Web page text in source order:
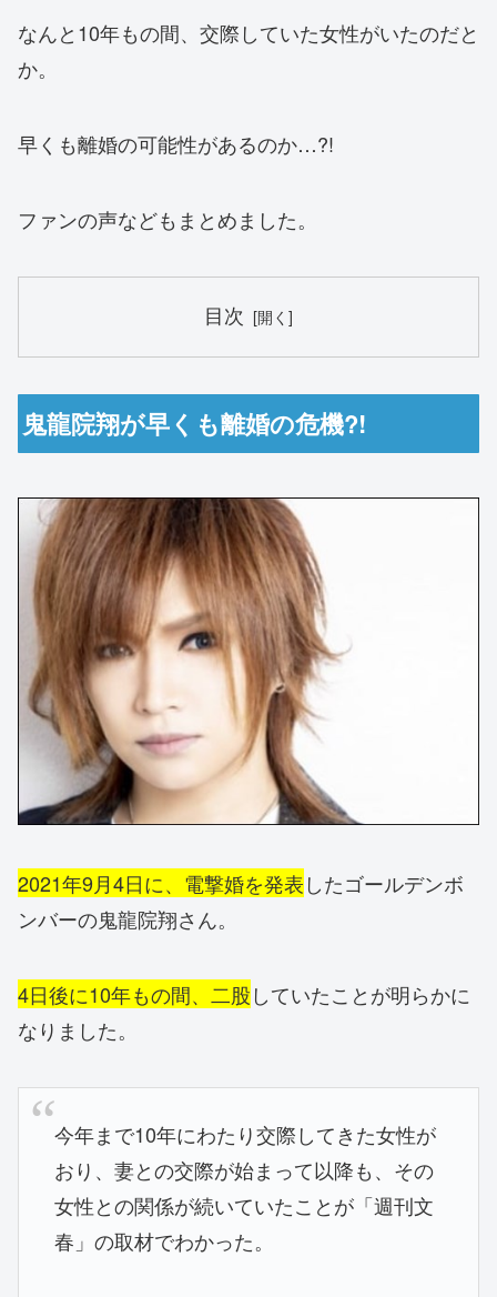
なんと10年もの間、交際していた女性がいたのだと
か。
早くも離婚の可能性があるのか…?!
ファンの声などもまとめました。
目次
鬼龍院翔が早くも離婚の危機?!
2021年9月4日に、電撃婚を発表したゴールデンボ
ンバーの鬼龍院翔さん。
4日後に10年もの間、二股していたことが明らかに
なりました。
今年まで10年にわたり交際してきた女性が
おり、妻との交際が始まって以降も、その
女性との関係が続いていたことが「週刊文
春」の取材でわかった。